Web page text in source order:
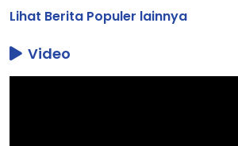
Lihat Berita Populer lainnya
Video